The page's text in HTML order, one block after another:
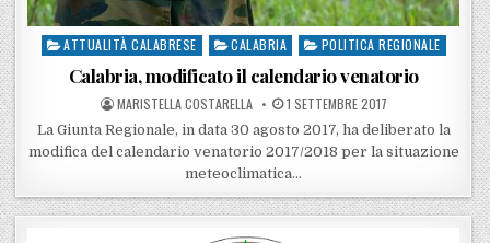
Posted in
ATTUALITÀ CALABRESE CALABRIA POLITICA REGIONALE
Calabria, modificato il calendario venatorio
POSTED BY
MARISTELLA COSTARELLA POSTED ON
1 SETTEMBRE 2017
La Giunta Regionale, in data 30 agosto 2017, ha deliberato la
modifica del calendario venatorio 2017/2018 per la situazione
meteoclimatica…